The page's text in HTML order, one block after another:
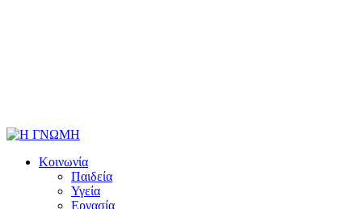
Κοινωνία
Παιδεία
Υγεία
Εργασία